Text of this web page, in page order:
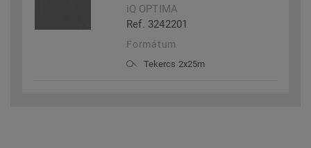
iQ OPTIMA
Ref. 3242201
Formátum
Tekercs 2x25m